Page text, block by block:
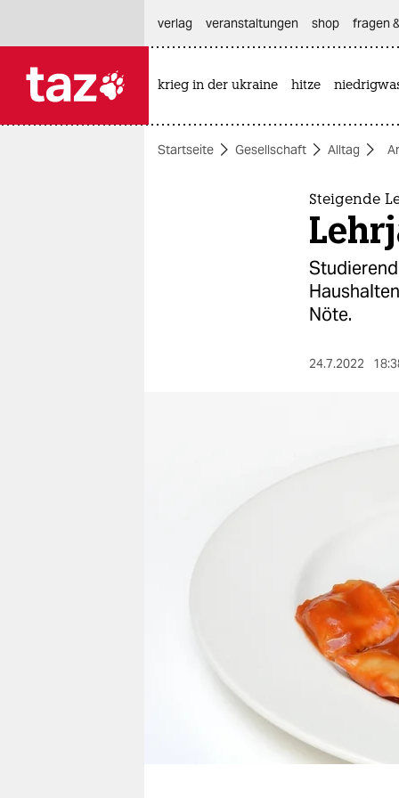
themen
unterstützen
verlag
veranstaltungen shop fragen
krieg in der ukraine hitze
Startseite Gesellschaft Alltag
Steigende
Nöte.
24.7.2022